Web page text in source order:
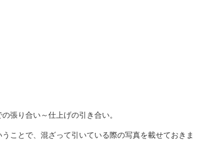
張り合い～仕上げの引き合い。
ことで、混ざって引いている際の写真を載せておきま